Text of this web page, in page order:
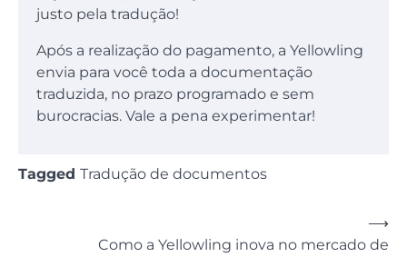
justo pela tradução!
Após a realização do pagamento, a Yellowling
envia para você toda a documentação
traduzida, no prazo programado e sem
burocracias. Vale a pena experimentar!
Tagged Tradução de documentos
Como a Yellowling inova no mercado de
⟶